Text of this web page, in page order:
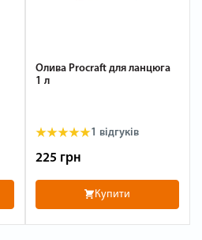
Олива Procraft для ланцюга
1 л
1 відгуків
225 грн
Купити